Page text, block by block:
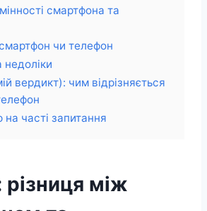
смартфона та
чи телефон
недоліки
вердикт): чим відрізняється
на часті запитання
між